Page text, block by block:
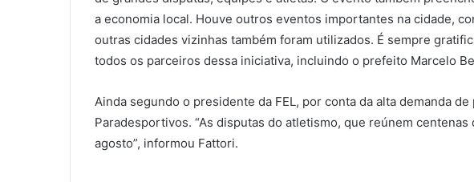
a economia local. Houve outros eventos importantes na cidade,
outras cidades vizinhas também foram utilizados. É sempre
todos os parceiros dessa iniciativa, incluindo o prefeito Marcelo
Ainda segundo o presidente da FEL, por conta da alta demanda
Paradesportivos. “As disputas do atletismo, que reúnem
agosto”, informou Fattori.